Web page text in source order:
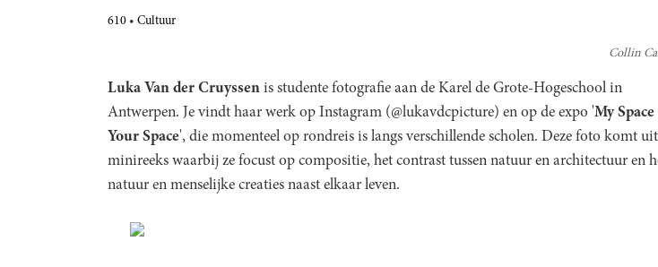
610 Cultuur
Collin
Luka Van der Cruyssen is studente fotografie aan de Karel de Grote-Hogeschool in
Antwerpen. Je vindt haar werk op Instagram (@lukavdcpicture) en op de expo 'My Space
Your Space', die momenteel op rondreis is langs verschillende scholen. Deze foto komt
minireeks waarbij ze focust op compositie, het contrast tussen natuur en architectuur en
natuur en menselijke creaties naast elkaar leven.